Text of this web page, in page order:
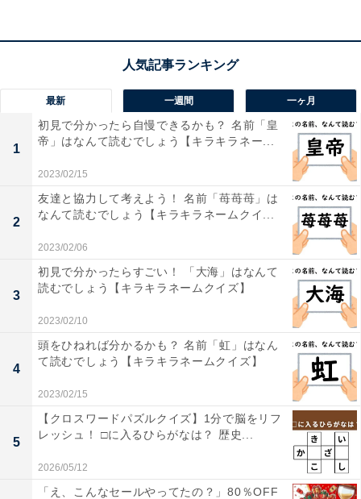
最新 一週間 一ヶ月
1
初見で分かったら自慢できるかも？ 名前「皇
帝」はなんて読むでしょう【キラキラネー...
2023/02/15
2
友達と協力して考えよう！ 名前「苺苺苺」は
なんて読むでしょう【キラキラネームクイ...
2023/02/06
3
初見で分かったらすごい！ 「大海」はなんて
読むでしょう【キラキラネームクイズ】
2023/02/10
4
頭をひねれば分かるかも？ 名前「虹」はなん
て読むでしょう【キラキラネームクイズ】
2023/02/15
5
【クロスワードパズルクイズ】1分で脳をリフ
レッシュ！ □に入るひらがなは？ 歴史...
2026/05/12
「え、こんなセールやってたの？」80％OFF